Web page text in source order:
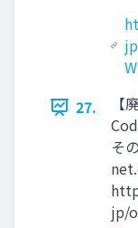
27.
そ
jp/